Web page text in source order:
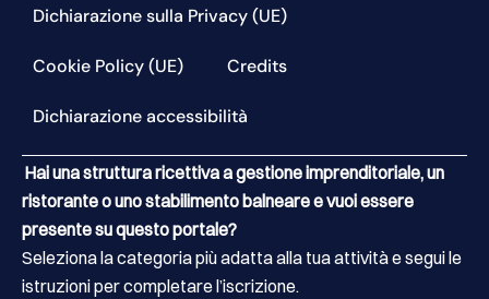
Dichiarazione sulla Privacy (UE)
Cookie Policy (UE) Credits
Dichiarazione accessibilità
Hai una struttura ricettiva a gestione imprenditoriale, un
ristorante o uno stabilimento balneare e vuoi essere
presente su questo portale?
Seleziona la categoria più adatta alla tua attività e segui le
istruzioni per completare l’iscrizione.